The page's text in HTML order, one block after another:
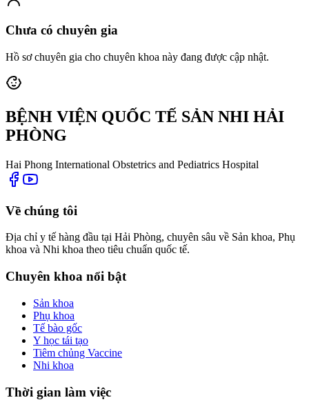
Chưa có chuyên gia
Hồ sơ chuyên gia cho chuyên khoa này đang được cập nhật.
BỆNH VIỆN QUỐC TẾ SẢN NHI HẢI
PHÒNG
Hai Phong International Obstetrics and Pediatrics Hospital
Về chúng tôi
Địa chỉ y tế hàng đầu tại Hải Phòng, chuyên sâu về Sản khoa, Phụ
khoa và Nhi khoa theo tiêu chuẩn quốc tế.
Chuyên khoa nổi bật
Sản khoa
Phụ khoa
Tế bào gốc
Y học tái tạo
Tiêm chủng Vaccine
Nhi khoa
Thời gian làm việc